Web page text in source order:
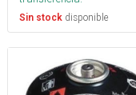
Sin stock disponible